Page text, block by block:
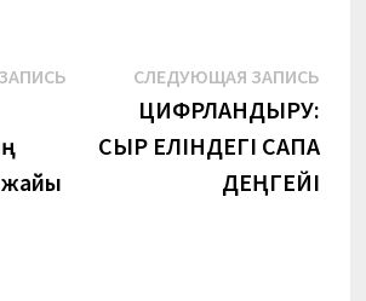
ПредыдущаяСЛЕДУЮЩАЯ ЗАПИСЬ
ЦИФРЛАНДЫРУ:
СЫР ЕЛІНДЕГІ САПА
ДЕҢГЕЙІ